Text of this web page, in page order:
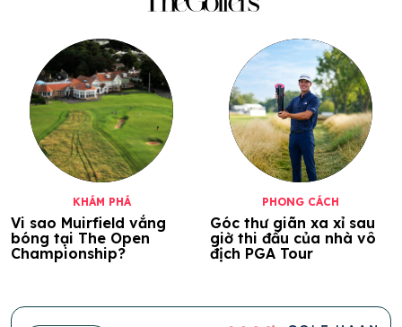
KHÁM PHÁ
Vi sao Muirfield vắng
bóng tại The Open
Championship?
PHONG CÁCH
Góc thư giãn xa xỉ sau
giờ thi đấu của nhà vô
địch PGA Tour